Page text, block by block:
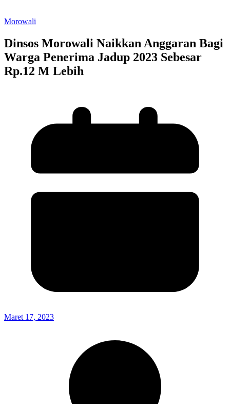
Morowali
Dinsos Morowali Naikkan Anggaran Bagi
Warga Penerima Jadup 2023 Sebesar
Rp.12 M Lebih
Maret 17, 2023